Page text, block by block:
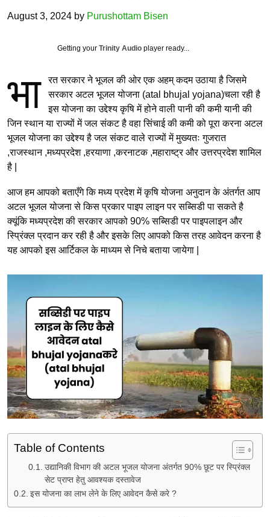
August 3, 2024 by Purushottam Bisen
Getting your Trinity Audio player ready...
भा
रत सरकार ने भूजल की ओर एक अहम् कदम उठाया है जिसमे
सरकार अटल भूजल योजना (atal bhujal yojana)चला रही है
इस योजना का उद्देश्य कृषि में होने वाली पानी की कमी यानी की
जिन स्थान या राज्यों में जल संकट है वहा सिंचाई की कमी को पूरा करना अटल
भूजल योजना का उद्देश्य है जल संकट वाले राज्यों में मुख्यतः गुजरात
,राजस्थान ,मध्यप्रदेश ,हरयाणा ,करनाटक ,महाराष्ट्र और उत्तरप्रदेश शामिल
है |
आज हम आपको बताएँगे कि मध्य प्रदेश में कृषि योजना अनुदान के अंतर्गत आप
अटल भूजल योजना से किस प्रकार पाइप लाइन पर सब्सिडी पा सकते है
क्यूंकि मध्यप्रदेश की सरकार आपको 90% सब्सिडी पर पाइपलाइन और
स्प्रिंक्ल प्रदान कर रही है और इसके लिए आपको किस तरह आवेदन करना है
यह आपको इस आर्टिकल के माध्यम से निचे बताया जायेगा |
Table of Contents
उद्यानिकी विभाग की अटल भूजल योजना अंतर्गत 90% छूट पर स्प्रिंक्ल
सेट प्राप्त हेतु आवश्यक दस्तावेज
इस योजना का लाभ लेने के लिए आवेदन कैसे करे ?